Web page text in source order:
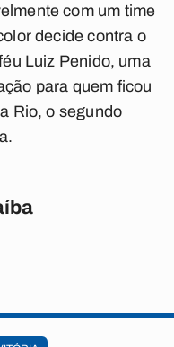
com um time
decide contra o
Luiz Penido, uma
para quem ficou
Rio, o segundo